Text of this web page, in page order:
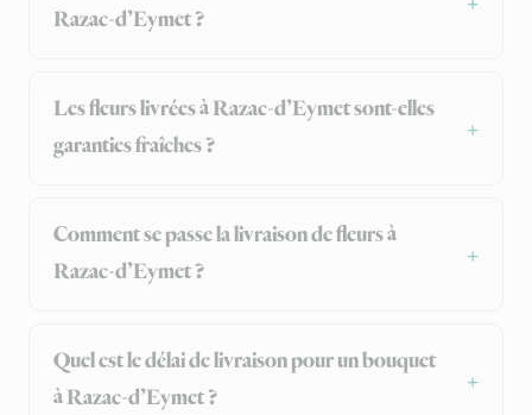
Razac-d’Eymet ?
Les fleurs livrées à Razac-d’Eymet sont-elles
garanties fraîches ?
Comment se passe la livraison de fleurs à
Razac-d’Eymet ?
Quel est le délai de livraison pour un bouquet
à Razac-d’Eymet ?